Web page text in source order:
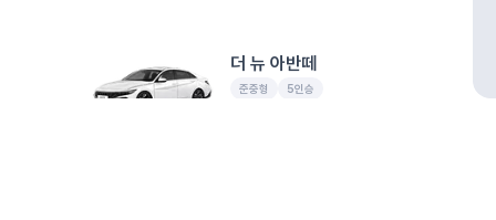
더 뉴 아반떼
준중형 5인승